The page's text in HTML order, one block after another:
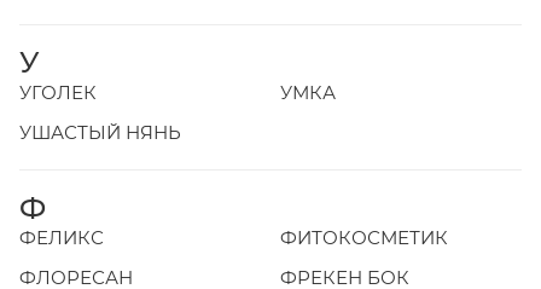
У
УГОЛЕК
УМКА
УШАСТЫЙ НЯНЬ
Ф
ФЕЛИКС
ФИТОКОСМЕТИК
ФЛОРЕСАН
ФРЕКЕН БОК